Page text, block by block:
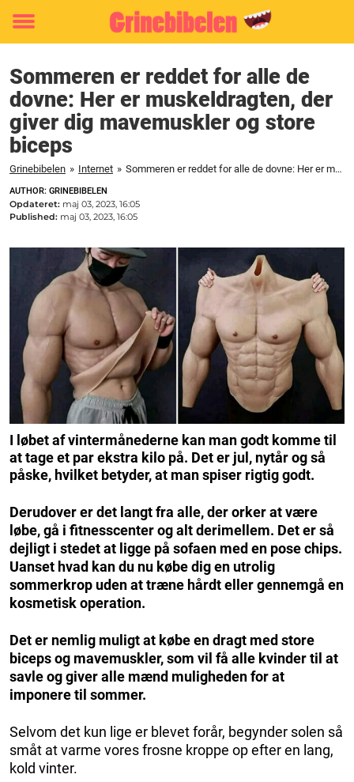
Toggle
Sommeren er reddet for alle de
dovne: Her er muskeldragten, der
giver dig mavemuskler og store
biceps
Grinebibelen » Internet » Sommeren er reddet for alle de dovne: Her er muskeldragten, der giver dig mavemuskler og store biceps
AUTHOR: GRINEBIBELEN
Opdateret: maj 03, 2023, 16:05
Published: maj 03, 2023, 16:05
I løbet af vintermånederne kan man godt komme til
at tage et par ekstra kilo på. Det er jul, nytår og så
påske, hvilket betyder, at man spiser rigtig godt.
Derudover er det langt fra alle, der orker at være
løbe, gå i fitnesscenter og alt derimellem. Det er så
dejligt i stedet at ligge på sofaen med en pose chips.
Uanset hvad kan du nu købe dig en utrolig
sommerkrop uden at træne hårdt eller gennemgå en
kosmetisk operation.
Det er nemlig muligt at købe en dragt med store
biceps og mavemuskler, som vil få alle kvinder til at
savle og giver alle mænd muligheden for at
imponere til sommer.
Selvom det kun lige er blevet forår, begynder solen så
småt at varme vores frosne kroppe op efter en lang,
kold vinter.